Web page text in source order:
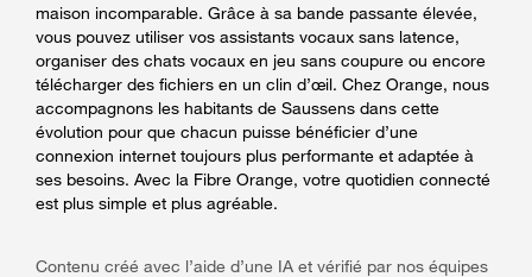
maison incomparable. Grâce à sa bande passante élevée,
vous pouvez utiliser vos assistants vocaux sans latence,
organiser des chats vocaux en jeu sans coupure ou encore
télécharger des fichiers en un clin d’œil. Chez Orange, nous
accompagnons les habitants de Saussens dans cette
évolution pour que chacun puisse bénéficier d’une
connexion internet toujours plus performante et adaptée à
ses besoins. Avec la Fibre Orange, votre quotidien connecté
est plus simple et plus agréable.
Contenu créé avec l’aide d’une IA et vérifié par nos équipes